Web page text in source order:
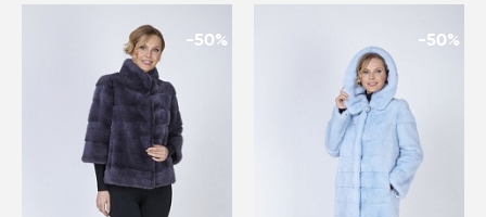
-50% -50%